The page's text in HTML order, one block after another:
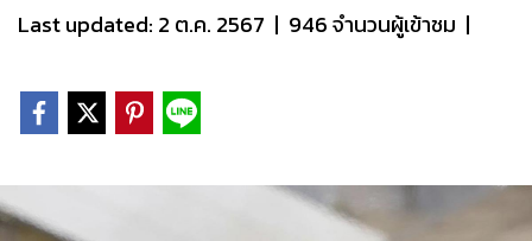
Last updated: 2 ต.ค. 2567 | 946 จำนวนผู้เข้าชม |